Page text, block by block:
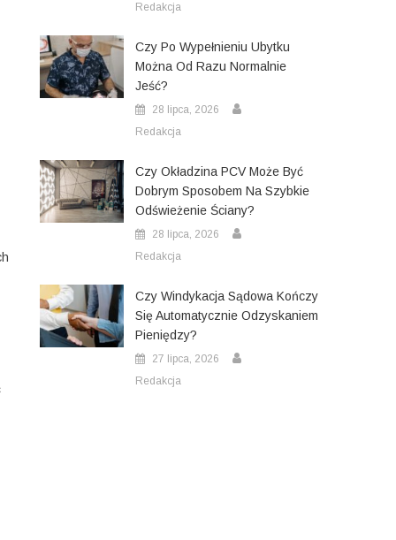
Redakcja
Czy Po Wypełnieniu Ubytku
Można Od Razu Normalnie
Jeść?
28 lipca, 2026
Redakcja
Czy Okładzina PCV Może Być
Dobrym Sposobem Na Szybkie
Odświeżenie Ściany?
28 lipca, 2026
Redakcja
Czy Windykacja Sądowa Kończy
Się Automatycznie Odzyskaniem
Pieniędzy?
27 lipca, 2026
Redakcja